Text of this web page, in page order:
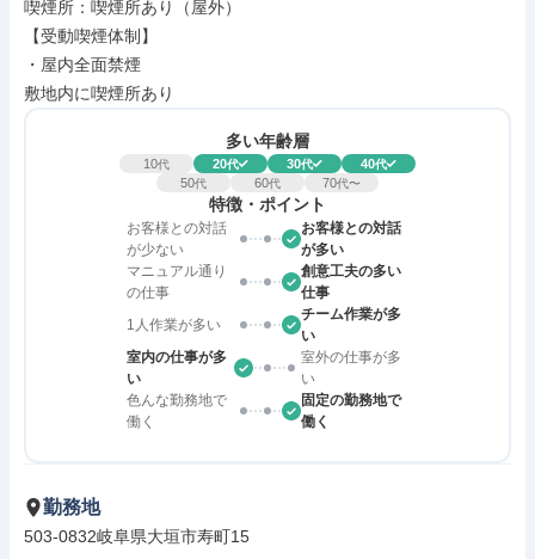
喫煙所：喫煙所あり（屋外）
【受動喫煙体制】
・屋内全面禁煙
敷地内に喫煙所あり
多い年齢層
10代 20代 30代 40代
50代 60代 70代〜
特徴・ポイント
お客様との対話
が少ない
お客様との対話
が多い
マニュアル通り
の仕事
創意工夫の多い
仕事
1人作業が多い
チーム作業が多
い
室内の仕事が多
い
室外の仕事が多
い
色んな勤務地で
働く
固定の勤務地で
働く
勤務地
503-0832岐阜県大垣市寿町15